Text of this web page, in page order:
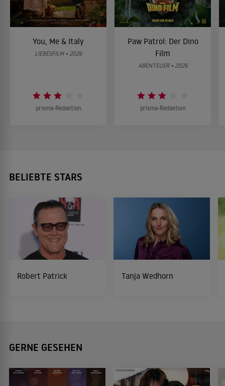
You, Me & Italy
LIEBESFILM • 2026
prisma-Redaktion
Paw Patrol: Der Dino
Film
ABENTEUER • 2026
prisma-Redaktion
BELIEBTE STARS
Robert Patrick Tanja Wedhorn
GERNE GESEHEN